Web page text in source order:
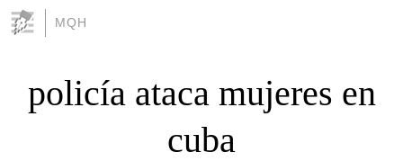
MQH
policía ataca mujeres en
cuba